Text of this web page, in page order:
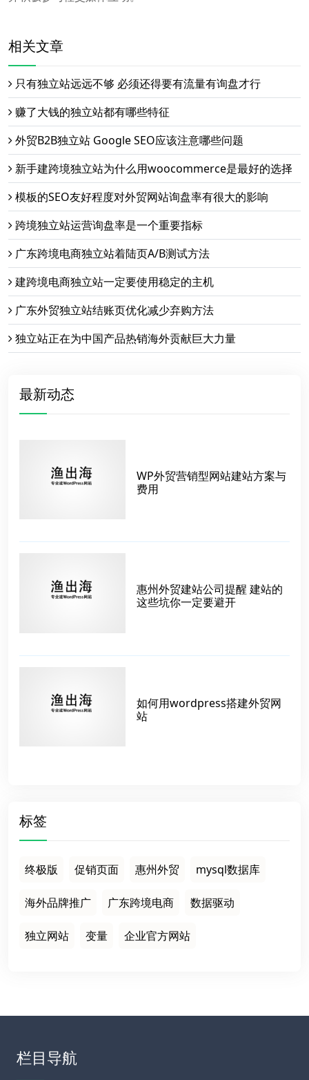
相关文章
只有独立站远远不够 必须还得要有流量有询盘才行
赚了大钱的独立站都有哪些特征
外贸B2B独立站 Google SEO应该注意哪些问题
新手建跨境独立站为什么用woocommerce是最好的选择
模板的SEO友好程度对外贸网站询盘率有很大的影响
跨境独立站运营询盘率是一个重要指标
广东跨境电商独立站着陆页A/B测试方法
建跨境电商独立站一定要使用稳定的主机
广东外贸独立站结账页优化减少弃购方法
独立站正在为中国产品热销海外贡献巨大力量
最新动态
WP外贸营销型网站建站方案与
费用
惠州外贸建站公司提醒 建站的
这些坑你一定要避开
如何用wordpress搭建外贸网
站
标签
终极版 促销页面 惠州外贸 mysql数据库
海外品牌推广 广东跨境电商 数据驱动
独立网站 变量 企业官方网站
栏目导航